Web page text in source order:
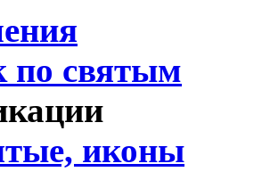
по святым
иконы